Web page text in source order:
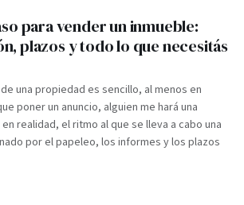
para vender un inmueble:
plazos y todo lo que necesitás
una propiedad es sencillo, al menos en
poner un anuncio, alguien me hará una
realidad, el ritmo al que se lleva a cabo una
por el papeleo, los informes y los plazos